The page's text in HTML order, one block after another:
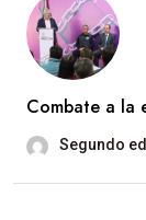
Combate a la
Segundo